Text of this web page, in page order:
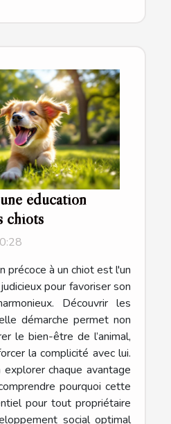
éducation
chiots
précoce à un chiot est l'un
pour favoriser son
Découvrir les
démarche permet non
le bien-être de l’animal,
la complicité avec lui.
chaque avantage
pourquoi cette
pour tout propriétaire
social optimal